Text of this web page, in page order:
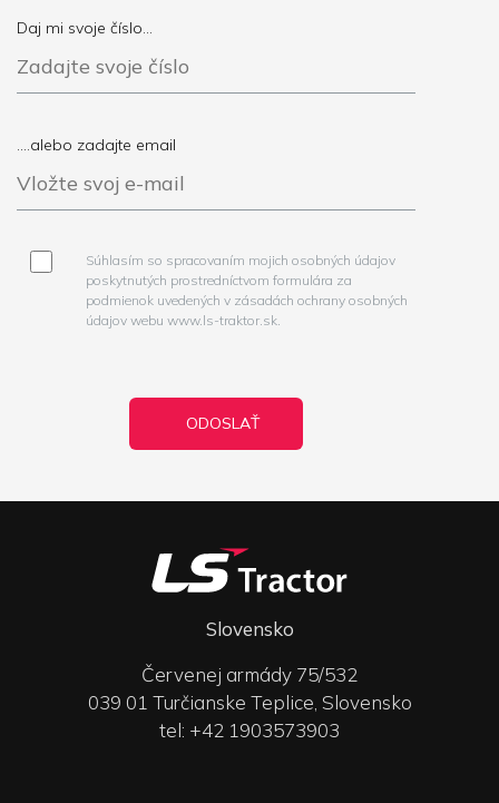
Daj mi svoje číslo...
....alebo zadajte email
Súhlasím so spracovaním mojich osobných údajov
poskytnutých prostredníctvom formulára za
podmienok uvedených v zásadách ochrany osobných
údajov webu www.ls-traktor.sk.
Slovensko
Červenej armády 75/532
039 01 Turčianske Teplice, Slovensko
tel: +42 1903573903